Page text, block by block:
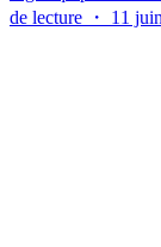
de lecture ・ 11